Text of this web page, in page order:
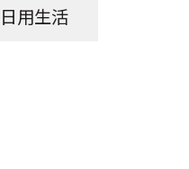
日用生活